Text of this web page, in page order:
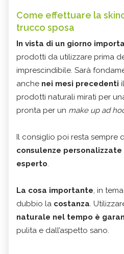
Come effettuare la
trucco sposa
In vista di un giorno
prodotti da utilizzare prima
imprescindibile. Sarà
anche nei mesi precedenti
prodotti naturali mirati per
pronta per un make up ad
Il consiglio poi resta sempre
consulenze personalizzate
esperto.
La cosa importante, in
dubbio la costanza.
naturale nel tempo è
pulita e dall’aspetto sano.